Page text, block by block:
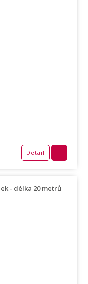
Detail
- délka 20 metrů